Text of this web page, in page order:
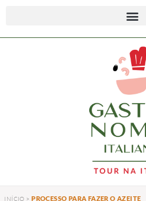
INÍCIO >PROCESSO PARA FAZER O AZEITE